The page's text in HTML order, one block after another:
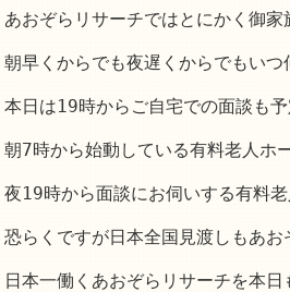
あおぞらリサーチではとにかく御
朝早くからでも夜遅くからでもい
本日は19時からご自宅での面談も予
朝7時から始動している有料老人ホ
夜19時から面談にお伺いする有料老
恐らくですが日本全国見渡しもあ
日本一働くあおぞらリサーチを本